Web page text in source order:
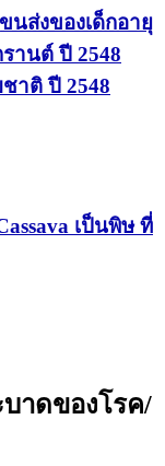
นส่งของเด็กอายุ
านต์ ปี 2548
าติ ปี 2548
เป็นพิษ ที่
าดของโรค/